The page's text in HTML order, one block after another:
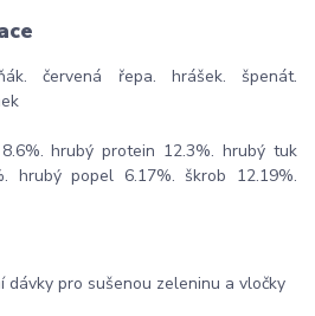
červená řepa. hrášek. špenát.
hrubý protein 12.3%. hrubý tuk
hrubý popel 6.17%. škrob 12.19%.
dávky pro sušenou zeleninu a vločky